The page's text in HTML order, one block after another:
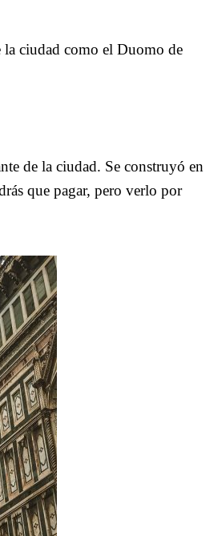
la ciudad como el Duomo de
de la ciudad. Se construyó en
que pagar, pero verlo por